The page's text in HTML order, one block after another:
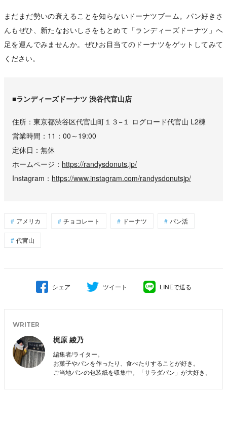
まだまだ勢いの衰えることを知らないドーナツブーム。パン好きさ
んもぜひ、新たなおいしさをもとめて「ランディーズドーナツ」へ
足を運んでみませんか。ぜひお目当てのドーナツをゲットしてみて
ください。
■ランディーズドーナツ 渋谷代官山店
住所
東京都渋谷区代官山町１３−１ ログロード代官山 L2棟
営業時間
11：00～19:00
定休日
無休
ホームページ
https://randysdonuts.jp/
Instagram
https://www.instagram.com/randysdonutsjp/
アメリカ チョコレート ドーナツ パン活
代官山
シェア ツイート LINEで送る
WRITER
梶原 綾乃
編集者/ライター。
お菓子やパンを作ったり、食べたりすることが好き。
ご当地パンの包装紙を収集中。「サラダパン」が大好き。